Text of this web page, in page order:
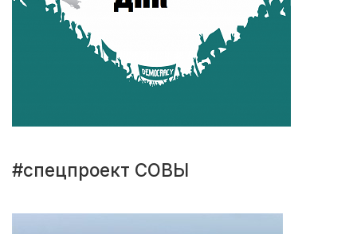
#спецпроект СОВЫ